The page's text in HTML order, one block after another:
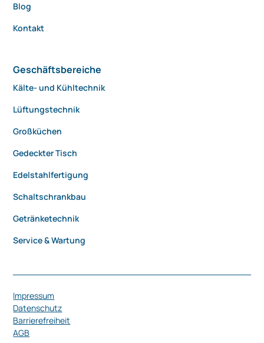
Blog
Kontakt
Geschäftsbereiche
Kälte- und Kühltechnik
Lüftungstechnik
Großküchen
Gedeckter Tisch
Edelstahlfertigung
Schaltschrankbau
Getränketechnik
Service & Wartung
Impressum
Datenschutz
Barrierefreiheit
AGB